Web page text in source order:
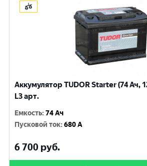
Аккумулятор TUDOR Starter (74 Ач,
L3 арт.
Емкость:74 Ач
Пусковой ток:680 A
6 700 руб.